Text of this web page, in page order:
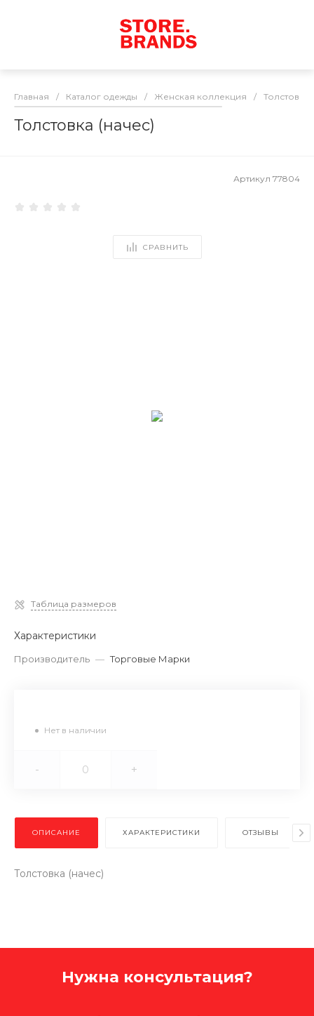
Главная / Каталог одежды / Женская коллекция / Толстовки
Толстовка (начес)
Артикул 77804
СРАВНИТЬ
Таблица размеров
Характеристики
Производитель — Торговые Марки
Нет в наличии
- +
ОПИСАНИЕ ХАРАКТЕРИСТИКИ ОТЗЫВЫ
Толстовка (начес)
Нужна консультация?